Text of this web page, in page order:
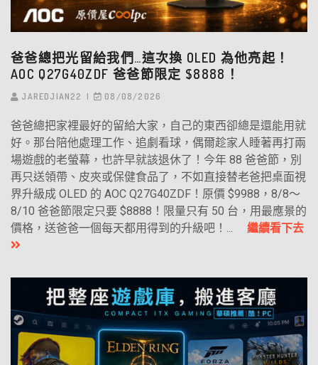
爸爸總把光留給我們…這次換 OLED 為他亮起！
AOC Q27G40ZDF 爸爸節限定 $8888！
JAREDJIAN22 08/08/2026
爸爸總把家裡最好的留給大家，自己的東西卻總是還能用就
好。那台陪他處理工作、追劇看球，偶爾趁家人睡著再打兩
場遊戲的老螢幕，也許早就該退休了！今年 88 爸爸節，別
再只送領帶、皮夾或保健食品了，不如直接替老爸把桌面視
界升級成 OLED 的 AOC Q27G40ZDF！原價 $9988，8/8～
8/10 爸爸節限定只要 $8888！限量只有 50 台，用最應景的
價格，送爸爸一個每天都用得到的升級吧！... 繼續看下去